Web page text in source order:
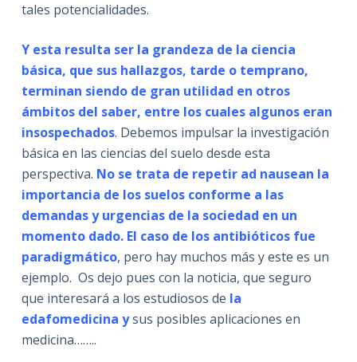
tales potencialidades.
Y esta resulta ser la grandeza de la ciencia
básica, que sus hallazgos, tarde o temprano,
terminan siendo de gran utilidad en otros
ámbitos del saber, entre los cuales algunos eran
insospechados. Debemos impulsar la investigación
básica en las ciencias del suelo desde esta
perspectiva. No se trata de repetir ad nausean la
importancia de los suelos conforme a las
demandas y urgencias de la sociedad en un
momento dado. El caso de los antibióticos fue
paradigmático, pero hay muchos más y este es un
ejemplo. Os dejo pues con la noticia, que seguro
que interesará a los estudiosos de la
edafomedicina ysus posibles aplicaciones en
medicina……..